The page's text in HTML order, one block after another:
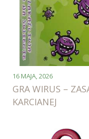
16 MAJA, 2026
GRA WIRUS –
KARCIANEJ